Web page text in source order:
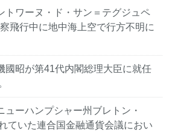
トワーヌ・ド・サン＝テグジュペ
飛行中に地中海上空で行方不明に
國昭が第41代内閣総理大臣に就任
ューハンプシャー州ブレトン・
ていた連合国金融通貨会議におい